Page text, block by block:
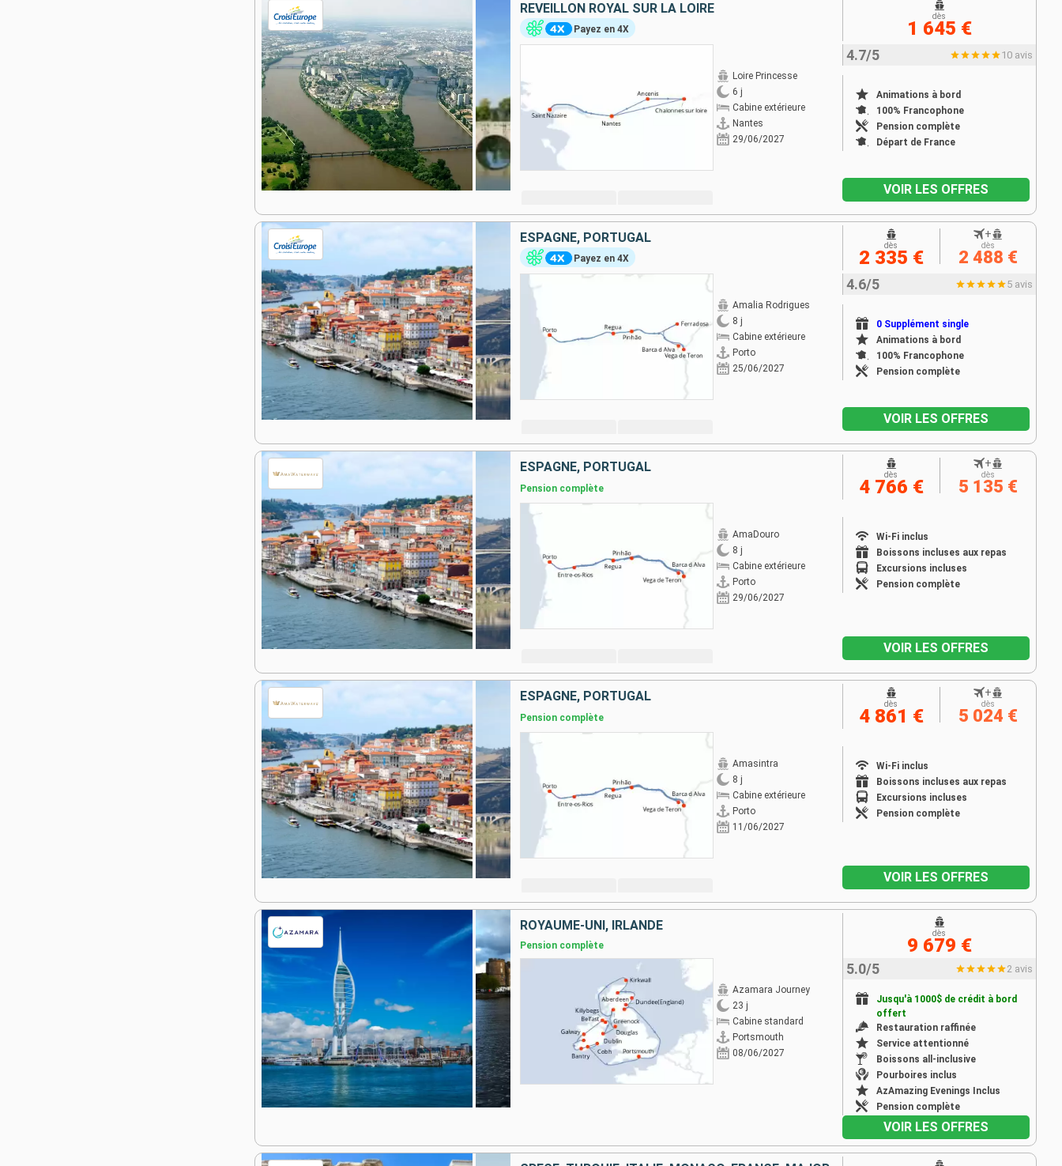
RÉVEILLON ROYAL SUR LA LOIRE
Payez en 4X
Loire Princesse
6 j
Cabine extérieure
Nantes
29/06/2027
4.7/5 10 avis
Animations à bord
100% Francophone
Pension complète
Départ de France
dès
1 645 €
VOIR LES OFFRES
ESPAGNE, PORTUGAL
Payez en 4X
Amalia Rodrigues
8 j
Cabine extérieure
Porto
25/06/2027
4.6/5 5 avis
0 Supplément single
Animations à bord
100% Francophone
Pension complète
dès
2 335 €
+
dès
2 488 €
VOIR LES OFFRES
ESPAGNE, PORTUGAL
Pension complète
AmaDouro
8 j
Cabine extérieure
Porto
29/06/2027
Wi-Fi inclus
Boissons incluses aux repas
Excursions incluses
Pension complète
dès
4 766 €
+
dès
5 135 €
VOIR LES OFFRES
ESPAGNE, PORTUGAL
Pension complète
Amasintra
8 j
Cabine extérieure
Porto
11/06/2027
Wi-Fi inclus
Boissons incluses aux repas
Excursions incluses
Pension complète
dès
4 861 €
+
dès
5 024 €
VOIR LES OFFRES
ROYAUME-UNI, IRLANDE
Pension complète
Azamara Journey
23 j
Cabine standard
Portsmouth
08/06/2027
5.0/5 2 avis
Jusqu'à 1000$ de crédit à bord
offert
Restauration raffinée
Service attentionné
Boissons all-inclusive
Pourboires inclus
AzAmazing Evenings Inclus
Pension complète
dès
9 679 €
VOIR LES OFFRES